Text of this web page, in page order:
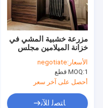
مزرعة خشبية المشي في
خزانة الميلامين مجلس
خزانة OEM
الأسعار:negotiate
MOQ:1 قطع
أحصل على آخر سعر
ﺎﺘﺼﻟ ﺍﻶﻧ